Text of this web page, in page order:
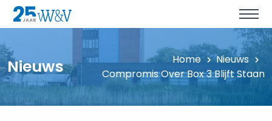
Nieuws Home
Nieuws
Compromis Over Box 3 Blijft Staan